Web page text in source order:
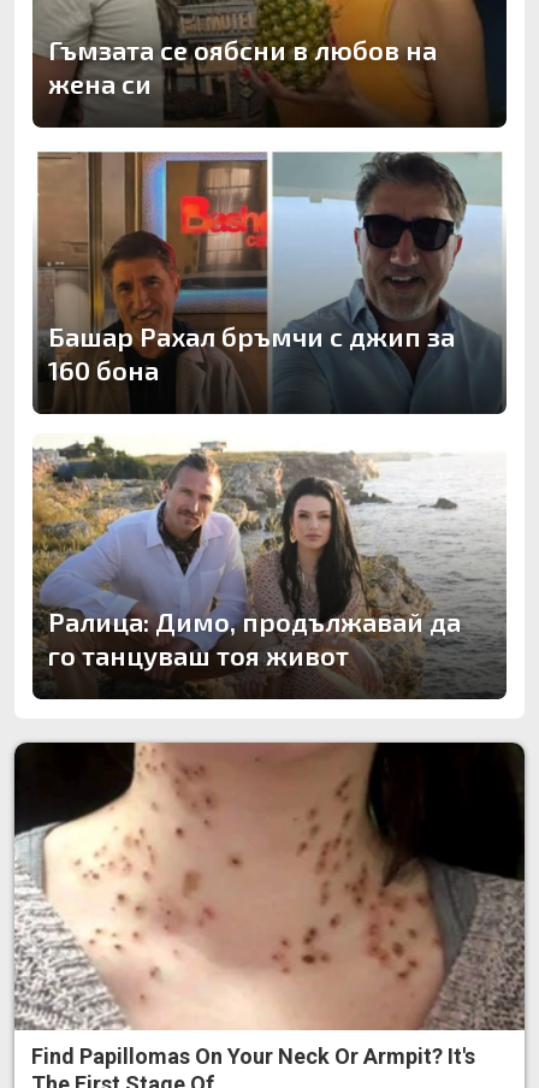
Гъмзата се оябсни в любов на
жена си
Башар Рахал бръмчи с джип за
160 бона
Ралица: Димо, продължавай да
го танцуваш тоя живот
Find Papillomas On Your Neck Or Armpit? It's